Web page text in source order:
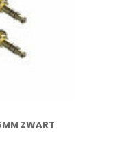
ZWART